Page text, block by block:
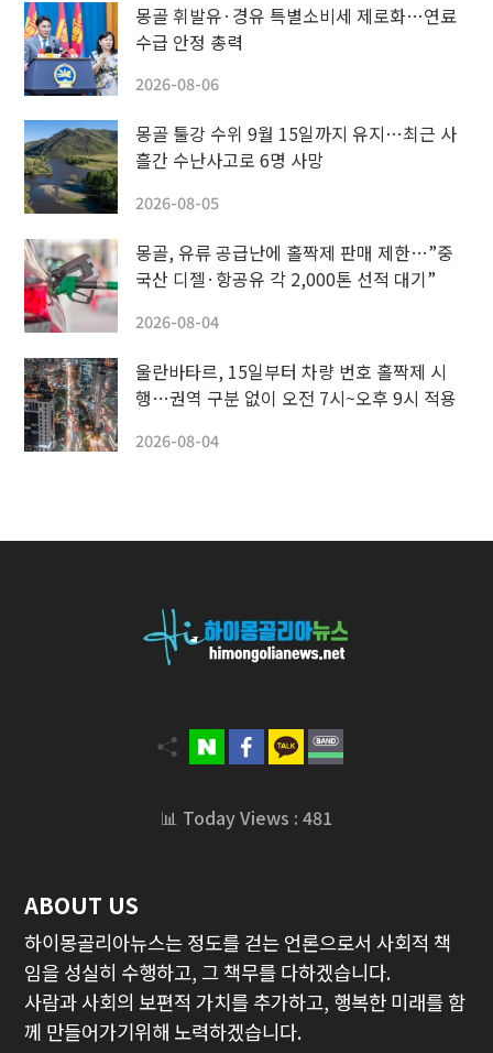
몽골 휘발유·경유 특별소비세 제로화…연료
수급 안정 총력
2026-08-06
몽골 툴강 수위 9월 15일까지 유지…최근 사
흘간 수난사고로 6명 사망
2026-08-05
몽골, 유류 공급난에 홀짝제 판매 제한…”중
국산 디젤·항공유 각 2,000톤 선적 대기”
2026-08-04
울란바타르, 15일부터 차량 번호 홀짝제 시
행…권역 구분 없이 오전 7시~오후 9시 적용
2026-08-04
📊 Today Views : 481
ABOUT US
하이몽골리아뉴스는 정도를 걷는 언론으로서 사회적 책
임을 성실히 수행하고, 그 책무를 다하겠습니다.
사람과 사회의 보편적 가치를 추가하고, 행복한 미래를 함
께 만들어가기위해 노력하겠습니다.